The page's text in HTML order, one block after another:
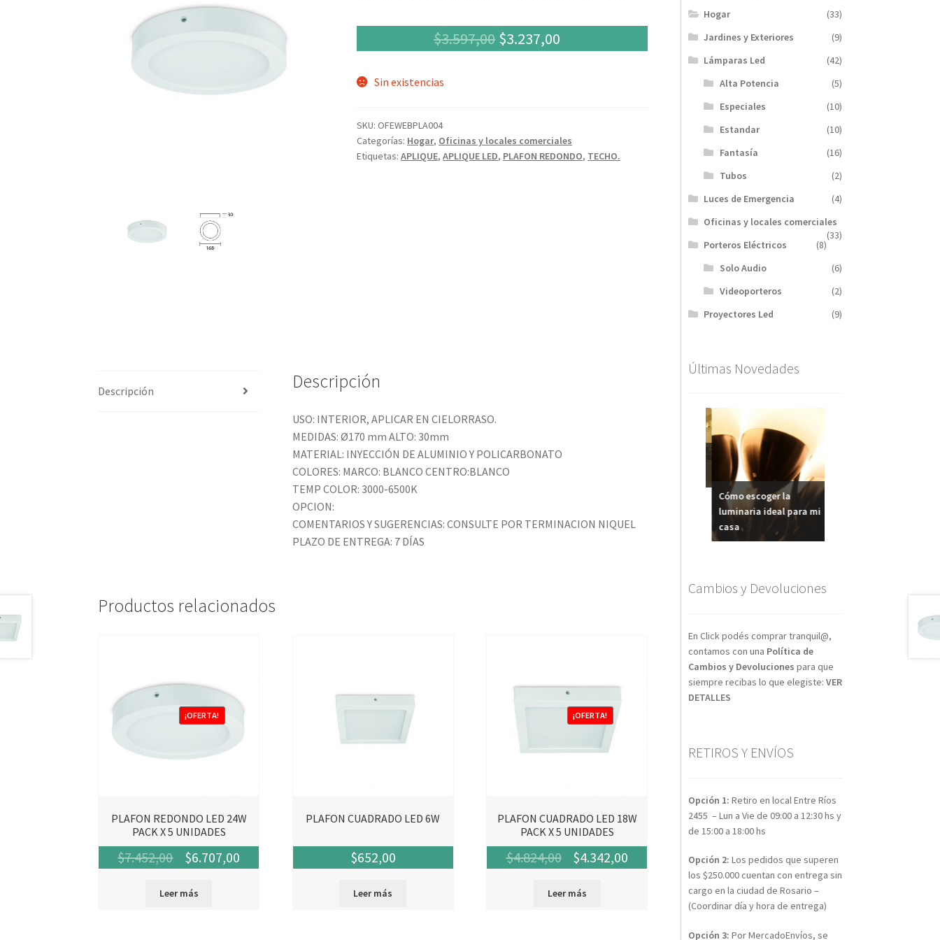
$3.597,00 El
$3.597,00.
$3.237,00
$3.237,00.
Sin existencias
SKU:OFEWEBPLA004
Categorías: Hogar, Oficinas y locales comerciales
Etiquetas:APLIQUE,APLIQUE LED, PLAFON REDONDO, TECHO.
Descripción Descripción
USO: INTERIOR, APLICAR EN CIELORRASO.
MEDIDAS: Ø170 mm ALTO: 30mm
MATERIAL: INYECCIÓN DE ALUMINIO Y POLICARBONATO
COLORES: MARCO: BLANCO CENTRO:BLANCO
TEMP COLOR: 3000-6500K
OPCION:
COMENTARIOS Y SUGERENCIAS: CONSULTE POR TERMINACION NIQUEL
PLAZO DE ENTREGA: 7 DÍAS
Productos relacionados
PLAFON REDONDO LED 24W
PACK X 5 UNIDADES
¡OFERTA!
$7.452,00
El
original
$6.707,00El
Leer más
PLAFON CUADRADO LED 6W
$652,00
Leer más
PLAFON CUADRADO LED 18W
PACK X 5 UNIDADES
¡OFERTA!
$4.824,00
El
original
$4.342,00El
Leer más
Hogar
(33)
Jardines y Exteriores
(9)
Lámparas Led
(42)
Alta Potencia
(5)
Especiales
(10)
Estandar
(10)
Fantasía
(16)
Tubos
(2)
Luces de Emergencia
(4)
Oficinas y locales comerciales
(33)
Porteros Eléctricos
(8)
Solo Audio
(6)
Videoporteros
(2)
Proyectores Led
(9)
Últimas Novedades
Iluminar la Cocina o
Cocina Comedor
Cómo escoger la
luminaria ideal para mi
casa
Cambios y Devoluciones
En Click podés comprar tranquil@,
contamos con una Política de
Cambios y Devoluciones para que
siempre recibas lo que elegiste: VER
DETALLES
RETIROS Y ENVÍOS
Opción 1: Retiro en local Entre Ríos
2455 – Lun a Vie de 09:00 a 12:30 hs y
de 15:00 a 18:00 hs
Opción 2: Los pedidos que superen
los $250.000 cuentan con entrega sin
cargo en la ciudad de Rosario –
(Coordinar día y hora de entrega)
Opción 3: Por MercadoEnvíos, se